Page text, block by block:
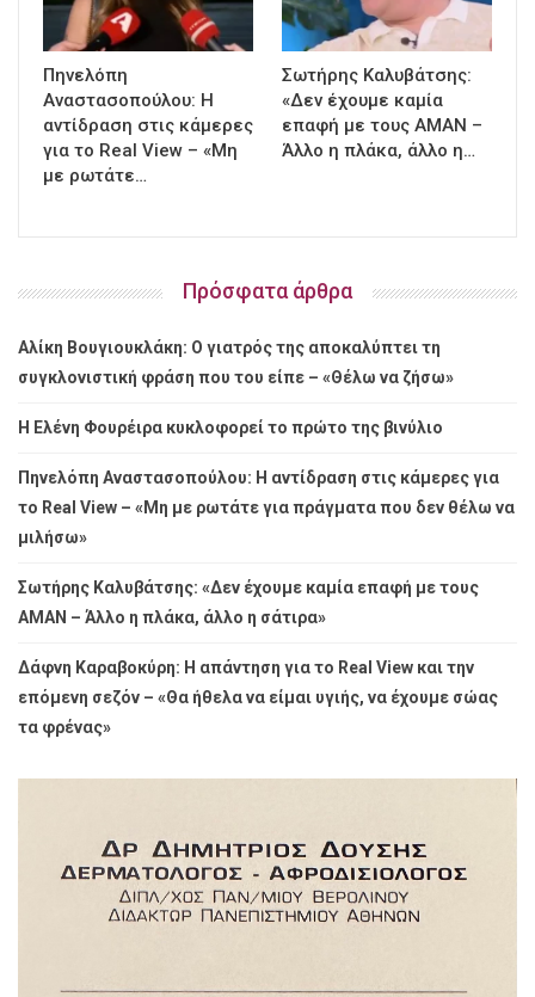
Πηνελόπη
Αναστασοπούλου: Η
αντίδραση στις κάμερες
για το Real View – «Μη
με ρωτάτε…
Σωτήρης Καλυβάτσης:
«Δεν έχουμε καμία
επαφή με τους ΑΜΑΝ –
Άλλο η πλάκα, άλλο η…
Πρόσφατα άρθρα
Αλίκη Βουγιουκλάκη: Ο γιατρός της αποκαλύπτει τη
συγκλονιστική φράση που του είπε – «Θέλω να ζήσω»
Η Ελένη Φουρέιρα κυκλοφορεί το πρώτο της βινύλιο
Πηνελόπη Αναστασοπούλου: Η αντίδραση στις κάμερες για
το Real View – «Μη με ρωτάτε για πράγματα που δεν θέλω να
μιλήσω»
Σωτήρης Καλυβάτσης: «Δεν έχουμε καμία επαφή με τους
ΑΜΑΝ – Άλλο η πλάκα, άλλο η σάτιρα»
Δάφνη Καραβοκύρη: Η απάντηση για το Real View και την
επόμενη σεζόν – «Θα ήθελα να είμαι υγιής, να έχουμε σώας
τα φρένας»